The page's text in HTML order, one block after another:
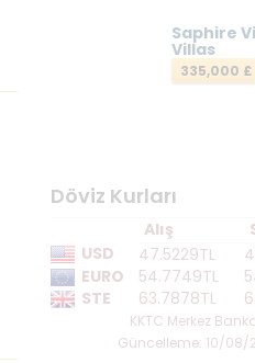
Saphire
Villas
335,000 £
Döviz Kurları
Alış
USD
47.5229TL
EURO
54.7749TL
STE
63.7878TL
KKTC Merkez
Güncelleme: 10/08/